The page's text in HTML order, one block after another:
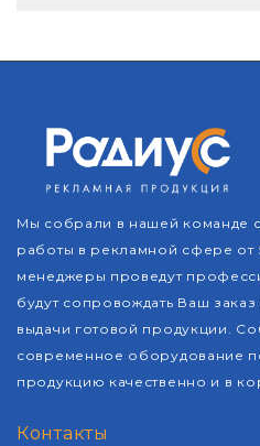
Мы собрали в нашей команде
работы в рекламной сфере от
менеджеры проведут
будут сопровождать Ваш
выдачи готовой продукции.
современное оборудование
продукцию качественно и в
Контакты